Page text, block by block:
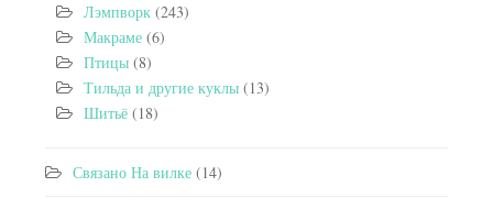
Лэмпворк (243)
Макраме (6)
Птицы (8)
Тильда и другие куклы (13)
Шитьё (18)
Связано На вилке (14)